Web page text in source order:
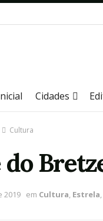
Cidades
Cultura
2019 em Cultura, Estrela,